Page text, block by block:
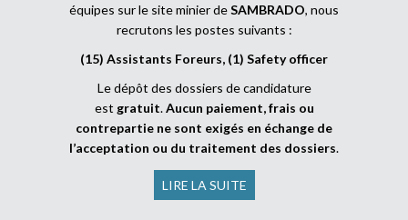
équipes sur le site minier deSAMBRADO, nous
recrutons les postes suivants :
(15) Assistants Foreurs, (1) Safety officer
Le dépôt des dossiers de candidature
est gratuit.Aucun paiement, frais ou
contrepartie ne sont exigés en échange de
l’acceptation ou du traitement des dossiers.
LIRE LA SUITE